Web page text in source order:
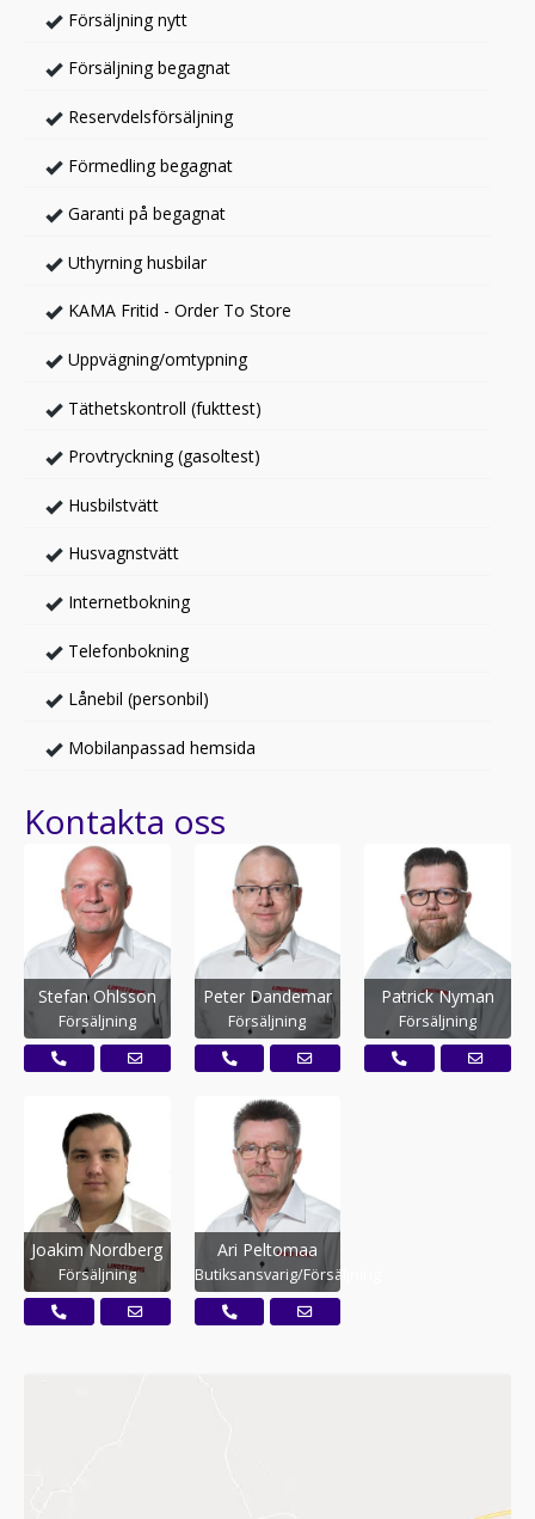
Försäljning nytt
Försäljning begagnat
Reservdelsförsäljning
Förmedling begagnat
Garanti på begagnat
Uthyrning husbilar
KAMA Fritid - Order To Store
Uppvägning/omtypning
Täthetskontroll (fukttest)
Provtryckning (gasoltest)
Husbilstvätt
Husvagnstvätt
Internetbokning
Telefonbokning
Lånebil (personbil)
Mobilanpassad hemsida
Kontakta oss
Stefan Ohlsson
Försäljning
Peter Dandemar
Försäljning
Patrick Nyman
Försäljning
Joakim Nordberg
Försäljning
Ari Peltomaa
Butiksansvarig/Försäljning